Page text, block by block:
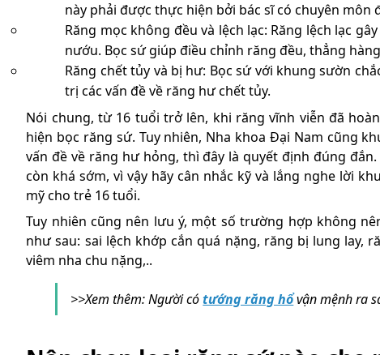
này phải được thực hiện bởi bác sĩ có chuyên môn
Răng mọc không đều và lệch lạc: Răng lệch lạc
nướu. Bọc sứ giúp điều chỉnh răng đều, thẳng
Răng chết tủy và bị hư: Bọc sứ với khung sườn
trị các vấn đề về răng hư chết tủy.
Nói chung, từ 16 tuổi trở lên, khi răng vĩnh viễn đã
hiện bọc răng sứ. Tuy nhiên, Nha khoa Đại Nam cũng
vấn đề về răng hư hỏng, thì đây là quyết định đúng
còn khá sớm, vì vậy hãy cân nhắc kỹ và lắng nghe lời
mỹ cho trẻ 16 tuổi.
Tuy nhiên cũng nên lưu ý, một số trường hợp không
như sau: sai lệch khớp cắn quá nặng, răng bị lung lay,
viêm nha chu nặng,..
>>Xem thêm: Người cótướng răng hổvận mệnh ra